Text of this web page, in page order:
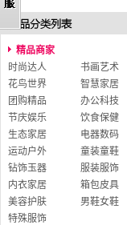
精品商家
时尚达人
书画艺术
花鸟世界
智慧家居
团购精品
办公科技
节庆娱乐
饮食保健
生态家居
电器数码
运动户外
童装童鞋
钻饰玉器
服装服饰
内衣家居
箱包皮具
美容护肤
男鞋女鞋
特殊服饰